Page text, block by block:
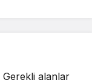
Gerekli alanlar